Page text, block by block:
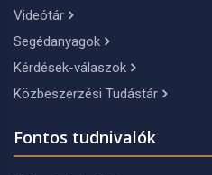
Videótár
Segédanyagok
Kérdések-válaszok
Közbeszerzési Tudástár
Fontos tudnivalók